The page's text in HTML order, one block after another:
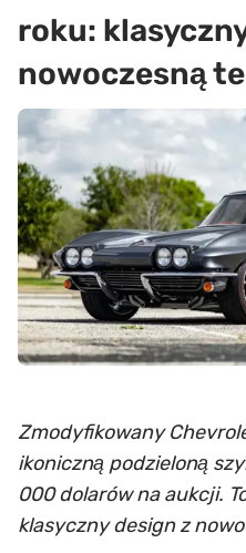
roku:
nowoczesną
Zmodyfikowany
ikoniczną podzieloną
000 dolarów na aukcji.
klasyczny design z